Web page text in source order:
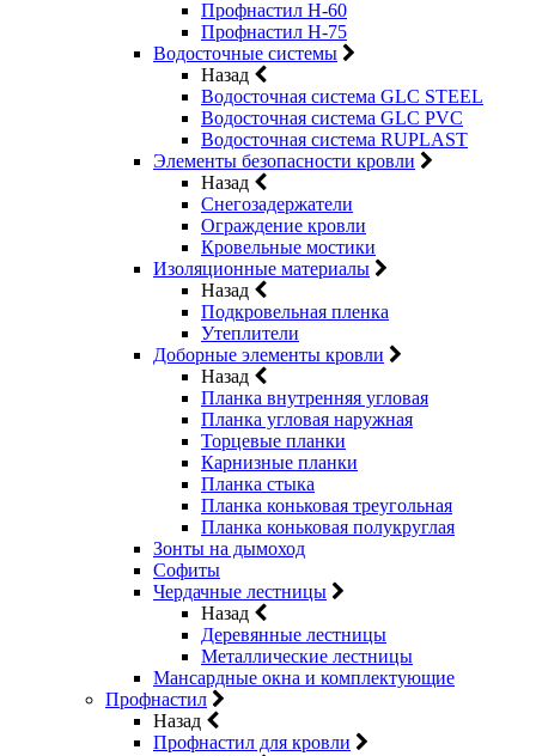
Профнастил Н-60
Профнастил Н-75
Водосточные системы
Назад
Водосточная система GLC STEEL
Водосточная система GLC PVC
Водосточная система RUPLAST
Элементы безопасности кровли
Назад
Снегозадержатели
Ограждение кровли
Кровельные мостики
Изоляционные материалы
Назад
Подкровельная пленка
Утеплители
Доборные элементы кровли
Назад
Планка внутренняя угловая
Планка угловая наружная
Торцевые планки
Карнизные планки
Планка стыка
Планка коньковая треугольная
Планка коньковая полукруглая
Зонты на дымоход
Софиты
Чердачные лестницы
Назад
Деревянные лестницы
Металлические лестницы
Мансардные окна и комплектующие
Профнастил
Назад
Профнастил для кровли